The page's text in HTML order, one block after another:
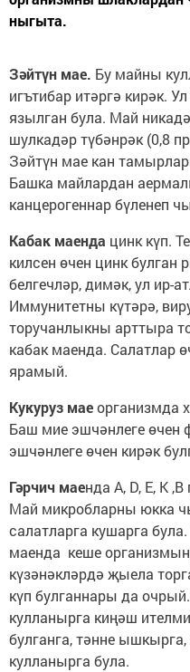
ныгыта.
Зәйтүн мае. Бу майны
игътибар итәргә кирәк.
язылган була. Май
шулкадәр түбәнрәк (0,8
Зәйтүн мае кан
Башка майлардан
канцерогеннар бүленеп
Кабак маенда цинк күп.
килсен өчен цинк булган
белгечләр, димәк, ул ир-
Иммунитетны күтәрә,
торучанлыкны арттыра
кабак маенда. Салатлар
ярамый.
Кукуруз маеорганизмда
Баш мие эшчәнлеге өчен
эшчәнлеге өчен кирәк
Гәрчич маенда А, D, Е, К
Май микробларны юкка
салатларга кушарга
маенда кеше
күзәнәкләрдә җыела
күп булганнары да
кулланырга киңәш
булганга, тәнне
кулланырга була.